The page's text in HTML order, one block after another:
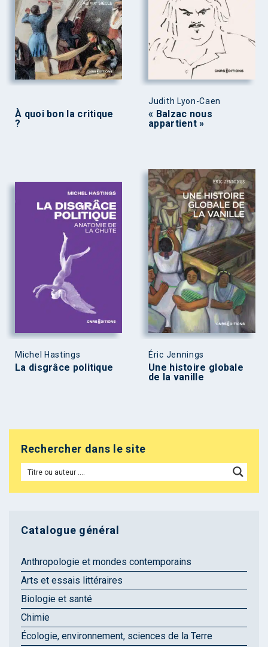
À quoi bon la critique
?
Judith Lyon-Caen
« Balzac nous
appartient »
Michel Hastings
La disgrâce politique
Éric Jennings
Une histoire globale
de la vanille
Rechercher dans le site
Catalogue général
Anthropologie et mondes contemporains
Arts et essais littéraires
Biologie et santé
Chimie
Écologie, environnement, sciences de la Terre